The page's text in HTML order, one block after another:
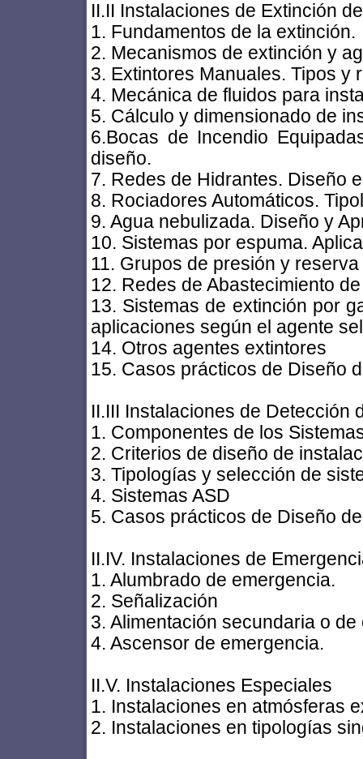
II.II Instalaciones de Extinción
1. Fundamentos de la extinción.
2. Mecanismos de extinción y
3. Extintores Manuales. Tipos y
4. Mecánica de fluidos para
5. Cálculo y dimensionado de
6.Bocas de Incendio
diseño.
7. Redes de Hidrantes. Diseño
8. Rociadores Automáticos.
9. Agua nebulizada. Diseño y
10. Sistemas por espuma.
11. Grupos de presión y
12. Redes de Abastecimiento
13. Sistemas de extinción por
aplicaciones según el agente
14. Otros agentes extintores
15. Casos prácticos de Diseño
II.III Instalaciones de Detección
1. Componentes de los
2. Criterios de diseño de
3. Tipologías y selección de
4. Sistemas ASD
5. Casos prácticos de Diseño
II.IV. Instalaciones de
1. Alumbrado de emergencia.
2. Señalización
3. Alimentación secundaria o
4. Ascensor de emergencia.
II.V. Instalaciones Especiales
1. Instalaciones en atmósferas
2. Instalaciones en tipologías